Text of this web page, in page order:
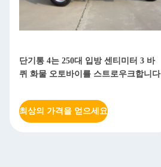
단기통 4는 250대 입방 센티미터 3 바
퀴 화물 오토바이를 스트로우크합니다
최상의 가격을 얻으세요